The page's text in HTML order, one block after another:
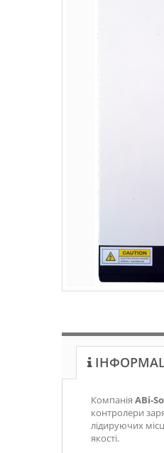
Компанія ABi-
контролери
лідируючих
якості.